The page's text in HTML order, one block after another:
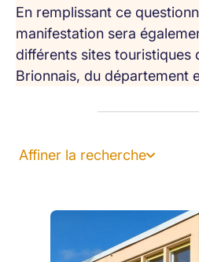
En remplissant ce
manifestation sera
différents sites touristiques
Brionnais, du département
Affiner la recherche